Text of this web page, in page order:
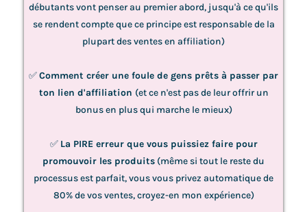
débutants vont penser au premier abord, jusqu'à ce qu'ils
se rendent compte que ce principe est responsable de la
plupart des ventes en affiliation)
✅Comment créer une foule de gens prêts à passer par
ton lien d'affiliation (et ce n'est pas de leur offrir un
bonus en plus qui marche le mieux)
✅ La PIRE erreur que vous puissiez faire pour
promouvoir les produits (même si tout le reste du
processus est parfait, vous vous privez automatique de
80% de vos ventes, croyez-en mon expérience)